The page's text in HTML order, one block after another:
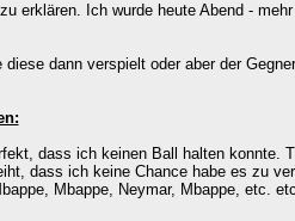
erklären. Ich wurde heute Abend -
dann verspielt oder aber der
dass ich keinen Ball halten konnte.
dass ich keine Chance habe es zu
Mbappe, Neymar, Mbappe, etc.